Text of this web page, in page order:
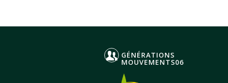
GÉNÉRATIONS
MOUVEMENTS06